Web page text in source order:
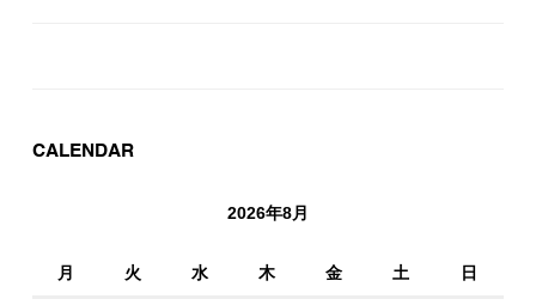
CALENDAR
2026年8月
月 火 水 木 金 土 日